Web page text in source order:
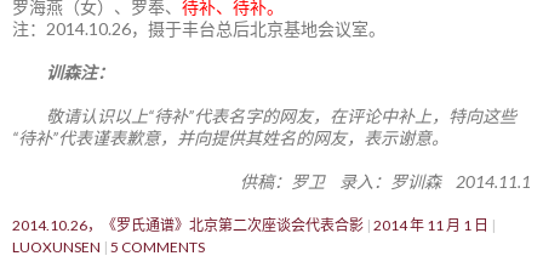
罗海燕（女）、罗奉、 待补、待补。
注：2014.10.26，摄于丰台总后北京基地会议室。
训森注：
敬请认识以上“待补”代表名字的网友，在评论中补上，特向这些
“待补”代表谨表歉意，并向提供其姓名的网友，表示谢意。
供稿：罗卫 录入：罗训森 2014.11.1
2014.10.26，《罗氏通谱》北京第二次座谈会代表合影 2014 年 11 月 1 日
LUOXUNSEN 5 COMMENTS